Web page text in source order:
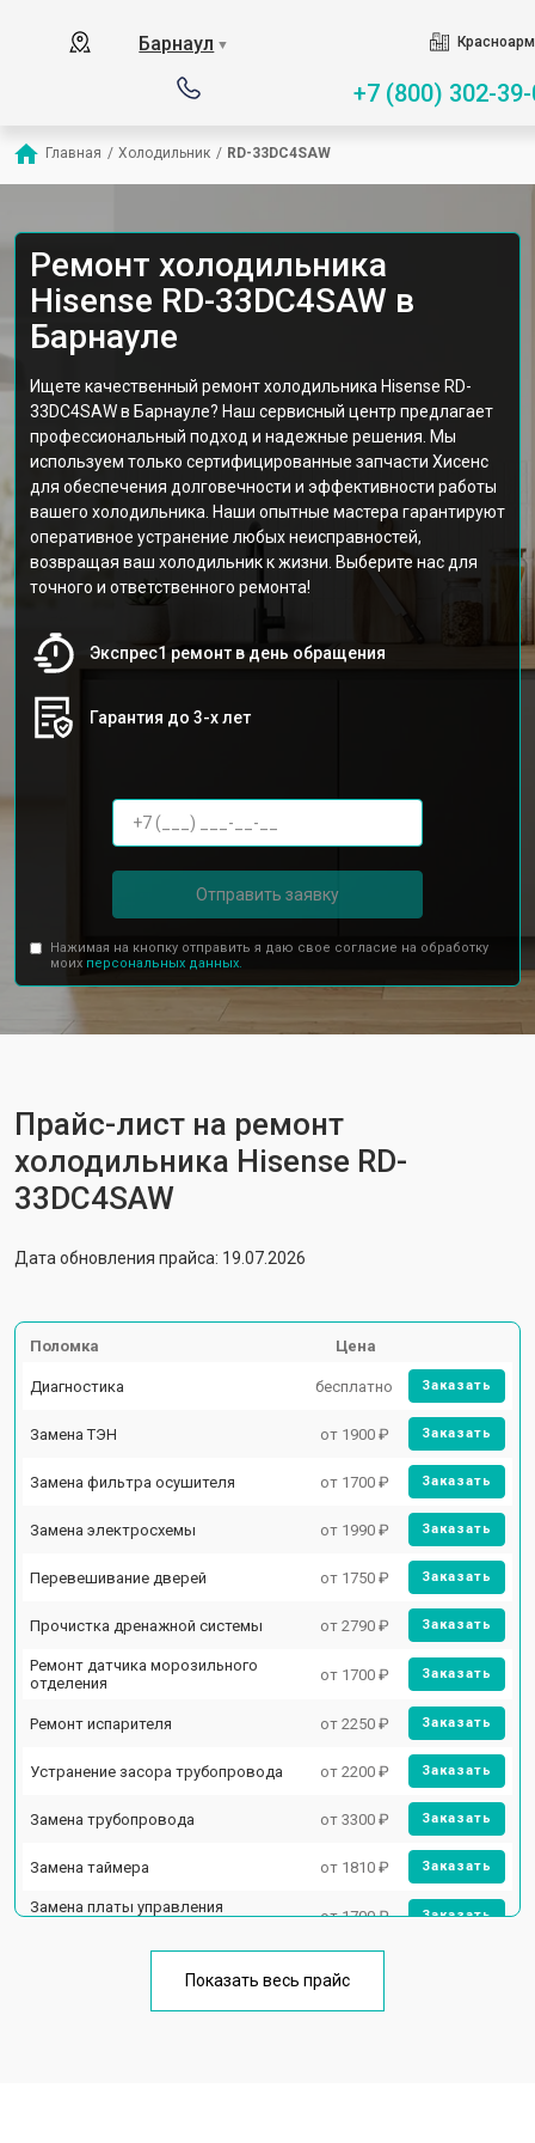
Барнаул ▼
+7 (800) 302-
Главная / Холодильник / RD-33DC4SAW
Ремонт холодильника
Hisense RD-33DC4SAW в
Барнауле
Ищете качественный ремонт холодильника Hisense RD-
33DC4SAW в Барнауле? Наш сервисный центр предлагает
профессиональный подход и надежные решения. Мы
используем только сертифицированные запчасти Хисенс
для обеспечения долговечности и эффективности работы
вашего холодильника. Наши опытные мастера гарантируют
оперативное устранение любых неисправностей,
возвращая ваш холодильник к жизни. Выберите нас для
точного и ответственного ремонта!
Экспрес1 ремонт в день обращения
Гарантия до 3-х лет
Отправить заявку
Нажимая на кнопку отправить я даю свое согласие на обработку
моих персональных данных.
Прайс-лист на ремонт
холодильника Hisense RD-
33DC4SAW
Дата обновления прайса: 19.07.2026
Поломка Цена
Диагностика бесплатно Заказать
Замена ТЭН от 1900 ₽ Заказать
Замена фильтра осушителя от 1700 ₽ Заказать
Замена электросхемы от 1990 ₽ Заказать
Перевешивание дверей от 1750 ₽ Заказать
Прочистка дренажной системы от 2790 ₽ Заказать
Ремонт датчика морозильного
отделения
от 1700 ₽ Заказать
Ремонт испарителя от 2250 ₽ Заказать
Устранение засора трубопровода от 2200 ₽ Заказать
Замена трубопровода от 3300 ₽ Заказать
Замена таймера от 1810 ₽ Заказать
Замена платы управления
от 1700 ₽ Заказать
Ремонт/замена датчика
Замена термостата от 1700 ₽
Показать весь прайс